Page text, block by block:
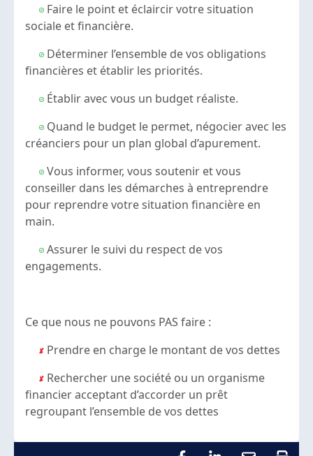
Faire le point et éclaircir votre situation
sociale et financière.
Déterminer l’ensemble de vos obligations
financières et établir les priorités.
Établir avec vous un budget réaliste.
Quand le budget le permet, négocier avec les
créanciers pour un plan global d’apurement.
Vous informer, vous soutenir et vous
conseiller dans les démarches à entreprendre
pour reprendre votre situation financière en
main.
Assurer le suivi du respect de vos
engagements.
Ce que nous ne pouvons PAS faire :
Prendre en charge le montant de vos dettes
Rechercher une société ou un organisme
financier acceptant d’accorder un prêt
regroupant l’ensemble de vos dettes